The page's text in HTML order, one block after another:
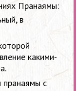
Пранаямы:
в
какими-
пранаямы с